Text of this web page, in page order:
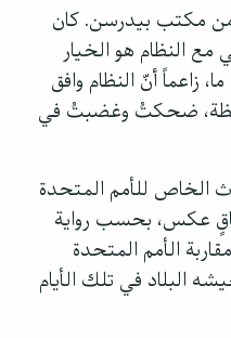
من مكتب بيدرسن. كان
مع النظام هو الخيار
زاعماً أنّ النظام وافق
تلك اللحظة، ضحكتُ وغضبتُ في
الخاص للأمم المتحدة
عكس، بحسب رواية
الأمم المتحدة
البلاد في تلك الأيام